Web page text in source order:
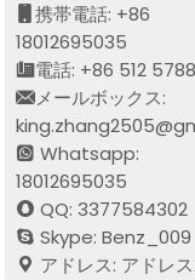
携帯電話: +86
18012695035
電話: +86 512
メールボックス:
Whatsapp:
18012695035
QQ: 3377584302
Skype: Benz_009
アドレス: アドレ